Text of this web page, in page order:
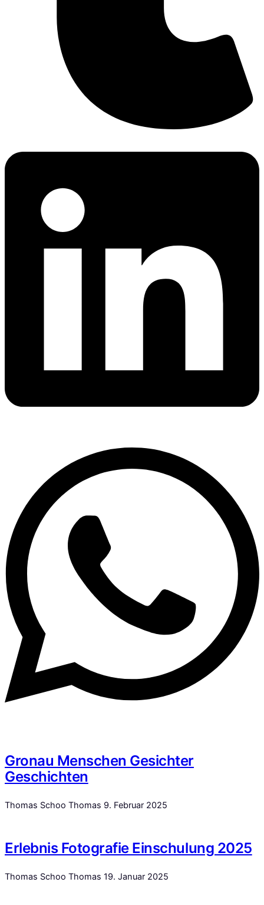
Gronau Menschen Gesichter
Geschichten
Thomas Schoo Thomas 9. Februar 2025
Erlebnis Fotografie Einschulung 2025
Thomas Schoo Thomas 19. Januar 2025